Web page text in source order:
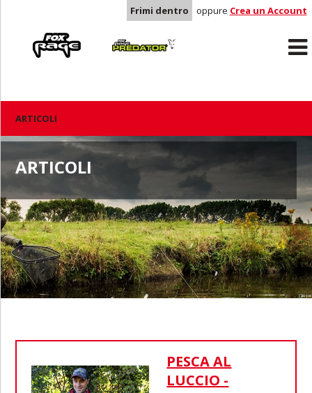
Frimi dentro oppure Crea un Account
Predator
ARTICOLI
ARTICOLI
PESCA AL
LUCCIO -